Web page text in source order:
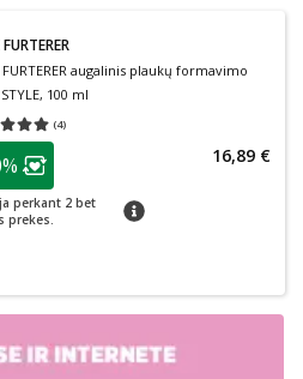
FURTERER augalinis plaukų formavimo
100 ml
(4)
įvertinimas 5.00
Lojalumo klubo narių nuolaida
perkant 2 bet
prekes.
patarimas
16,89 €